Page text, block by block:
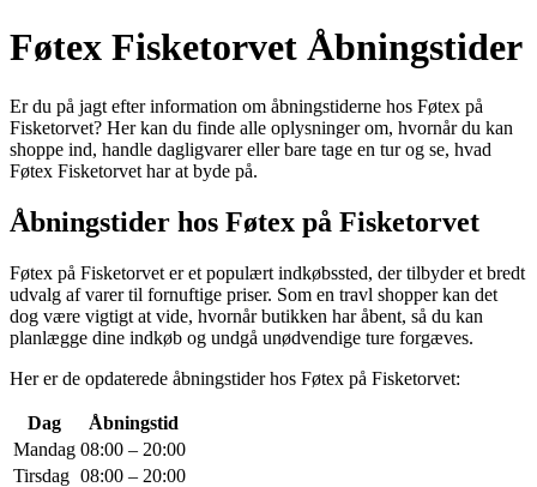
Føtex Fisketorvet Åbningstider
Er du på jagt efter information om åbningstiderne hos Føtex på
Fisketorvet? Her kan du finde alle oplysninger om, hvornår du kan
shoppe ind, handle dagligvarer eller bare tage en tur og se, hvad
Føtex Fisketorvet har at byde på.
Åbningstider hos Føtex på Fisketorvet
Føtex på Fisketorvet er et populært indkøbssted, der tilbyder et bredt
udvalg af varer til fornuftige priser. Som en travl shopper kan det
dog være vigtigt at vide, hvornår butikken har åbent, så du kan
planlægge dine indkøb og undgå unødvendige ture forgæves.
Her er de opdaterede åbningstider hos Føtex på Fisketorvet:
Dag
Åbningstid
Mandag 08:00 – 20:00
Tirsdag 08:00 – 20:00